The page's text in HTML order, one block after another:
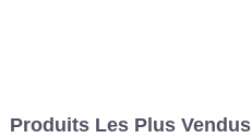
Produits Les Plus Vendus